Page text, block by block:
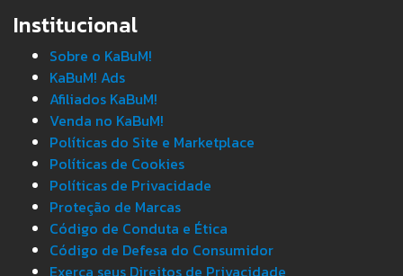
Institucional
Sobre o KaBuM!
KaBuM! Ads
Afiliados KaBuM!
Venda no KaBuM!
Políticas do Site e Marketplace
Políticas de Cookies
Políticas de Privacidade
Proteção de Marcas
Código de Conduta e Ética
Código de Defesa do Consumidor